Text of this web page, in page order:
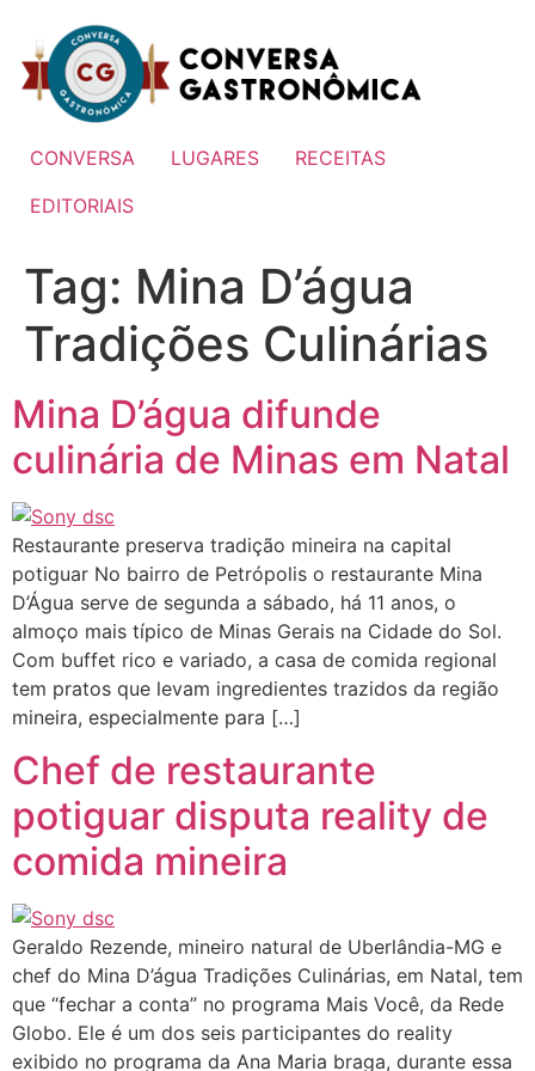
para
conteúdo
CONVERSA LUGARES
RECEITAS
EDITORIAIS
Tag: Mina D’água
Tradições Culinárias
Mina D’água difunde
culinária de Minas em Natal
Restaurante preserva tradição mineira na capital
potiguar No bairro de Petrópolis o restaurante Mina
D’Água serve de segunda a sábado, há 11 anos, o
almoço mais típico de Minas Gerais na Cidade do Sol.
Com buffet rico e variado, a casa de comida regional
tem pratos que levam ingredientes trazidos da região
mineira, especialmente para […]
Chef de restaurante
potiguar disputa reality de
comida mineira
Geraldo Rezende, mineiro natural de Uberlândia-MG e
chef do Mina D’água Tradições Culinárias, em Natal, tem
que “fechar a conta” no programa Mais Você, da Rede
Globo. Ele é um dos seis participantes do reality
exibido no programa da Ana Maria braga, durante essa